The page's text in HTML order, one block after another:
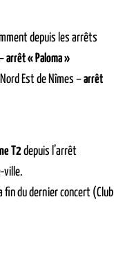
depuis les arrêts
arrêt « Paloma »
Est de Nîmes –arrêt
T2depuis l’arrêt
ville.
fin du dernier concert (Club